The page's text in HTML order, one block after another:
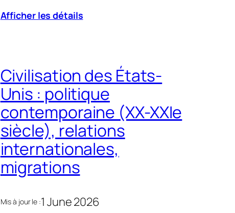
Afficher les détails
Civilisation des États-
Unis : politique
contemporaine (XX-XXIe
siècle), relations
internationales,
migrations
Mis à jour le :1 June 2026